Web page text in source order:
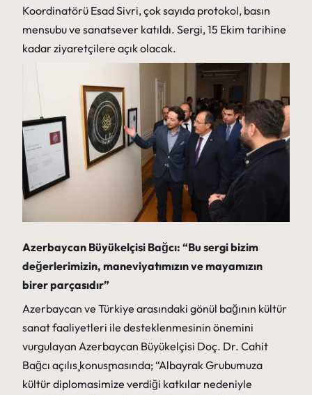
Koordinatörü Esad Sivri, çok sayıda protokol, basın
mensubu ve sanatsever katıldı. Sergi, 15 Ekim tarihine
kadar ziyaretçilere açık olacak.
Azerbaycan Büyükelçisi Bağcı: “Bu sergi bizim
değerlerimizin, maneviyatımızın ve mayamızın
birer parçasıdır”
Azerbaycan ve Türkiye arasındaki gönül bağının kültür
sanat faaliyetleri ile desteklenmesinin önemini
vurgulayan Azerbaycan Büyükelçisi Doç. Dr. Cahit
Bağcı açılış konuşmasında; “Albayrak Grubumuza
kültür diplomasimize verdiği katkılar nedeniyle